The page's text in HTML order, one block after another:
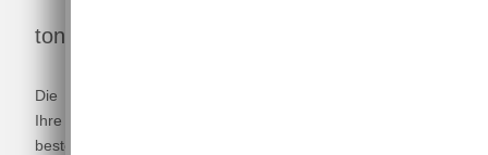
tonArt Kids - die Zukunft hat begonnen
Die Gründung gleich dreier Chöre für die Jüngsten hatte
Ihre Initialzündung 2016, als es uns gelang, eines der
besten A-capella Ensembles der Welt zu engagieren -